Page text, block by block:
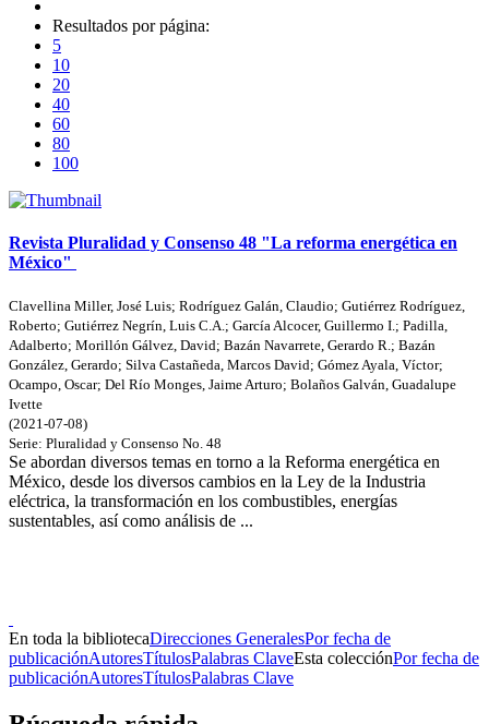
Resultados por página:
5
10
20
40
60
80
100
Revista Pluralidad y Consenso 48 "La reforma energética en
México"
Clavellina Miller, José Luis; Rodríguez Galán, Claudio; Gutiérrez Rodríguez,
Roberto; Gutiérrez Negrín, Luis C.A.; García Alcocer, Guillermo I.; Padilla,
Adalberto; Morillón Gálvez, David; Bazán Navarrete, Gerardo R.; Bazán
González, Gerardo; Silva Castañeda, Marcos David; Gómez Ayala, Víctor;
Ocampo, Oscar; Del Río Monges, Jaime Arturo; Bolaños Galván, Guadalupe
Ivette
(2021-07-08)
Serie: Pluralidad y Consenso No. 48
Se abordan diversos temas en torno a la Reforma energética en
México, desde los diversos cambios en la Ley de la Industria
eléctrica, la transformación en los combustibles, energías
sustentables, así como análisis de ...
En toda la bibliotecaDirecciones GeneralesPor fecha de
publicaciónAutoresTítulosPalabras ClaveEsta colecciónPor fecha de
publicaciónAutoresTítulosPalabras Clave